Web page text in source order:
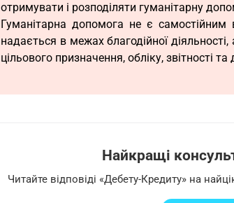
отримувати і розподіляти гуманітарну
Гуманітарна допомога не є самостійним
надається в межах благодійної
цільового призначення, обліку, звітності
Найкращі
Читайте відповіді «Дебету-Кредиту» на